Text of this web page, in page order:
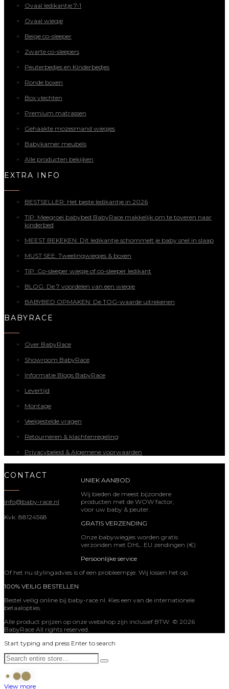
Ovaal ledikantje 7-1
Ovaal wiegje
Beige co-sleeper
Zwarte co-sleepers
Peuterbedjes en Kinderbedjes
Ronde boxen
Box vlechten
Premium matrassen
Gehaakte mozesmand wiegjes
Babykamer meubels
Alle producten bekijken
EXTRA INFO
BESTSELLER: Het beste ledikantje in 2026
TIP: Meegroei babybed BabyRace makkelijk om te toveren naar
kinderbed
MEEST BEKEKEN: Dit ledikantje schommelt je baby snel in slaap
MUST SEE: Tweelingwiegjes & boxen
TIP: Co-sleeper wiegje of co-sleeper ledikant
BLOG: De 7 voordelen van een wiegje
BABYBED OPMAKEN: De TOG-waarde uitrekenen
BABYRACE
Over BabyRace
Showroom BabyRace
Informatie Blogs BabyRace
Levertijd
Montage
Veelgestelde vragen
Retourneren & klachtenregeling
Privacybeleid & Algemene voorwaarden
CONTACT
info@baby-race.nl
Kvk: 88124568
UNIEK AANBOD
Wij bieden de meest bijzondere
producten met de WOW factor,
voor uw baby & peuter.
GRATIS VERZENDING
Onze babywiegjes worden gratis
verzonden met DHL. EU zendingen (€)
Persoonlijke service
Of het nu stylingadvies is of een probleempje. Wij lossen het op.
100% VEILIG BESTELLEN
Bestel veilig online bij baby-race.nl. Kies een van de internationele
betaalopties.
Alle product prijzen op onze webshop zijn inclusief BTW. © 2026
BabyRace All rights reserved.
Start typing and press Enter to search
View more